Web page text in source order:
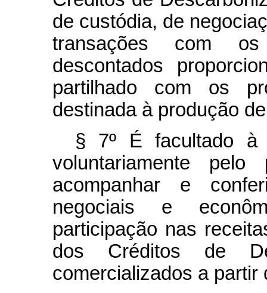
de custódia, de
transações com
descontados
partilhado com os
destinada à produção
§ 7º É facultado à
voluntariamente pelo
acompanhar e
negociais e
participação nas
dos Créditos de
comercializados a partir